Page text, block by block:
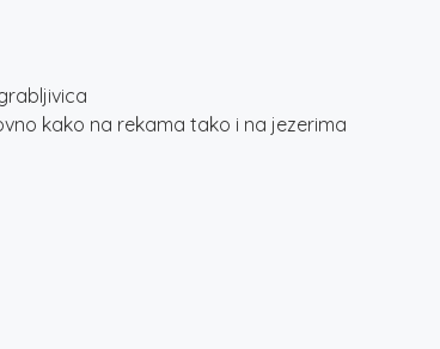
kako na rekama tako i na jezerima